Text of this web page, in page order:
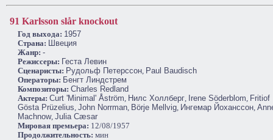
91 Karlsson slår knockout
Год выхода: 1957
Cтрана: Швеция
Жанр: -
Режиссеры:
Геста Левин
Сценаристы: Рудольф Петерссон, Paul Baudisch
Операторы: Бенгт Линдстрем
Композиторы: Charles Redland
Актеры: Curt 'Minimal' Åström, Нилс Холлберг, Irene Söderblom, Fritiof
Gösta Prüzelius, John Norrman, Börje Mellvig, Ингемар Йоханссон,
Machnow, Julia Cæsar
Мировая премьера: 12/08/1957
Продолжительность: мин